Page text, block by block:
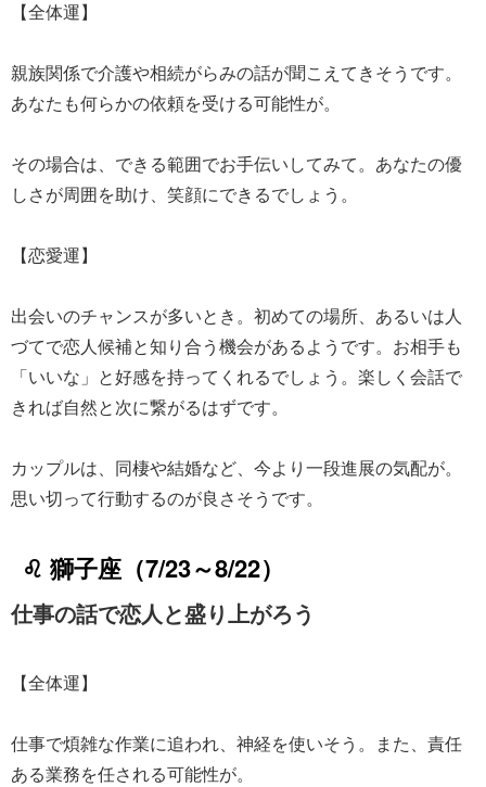
【全体運】
親族関係で介護や相続がらみの話が聞こえてきそうです。
あなたも何らかの依頼を受ける可能性が。
その場合は、できる範囲でお手伝いしてみて。あなたの優
しさが周囲を助け、笑顔にできるでしょう。
【恋愛運】
出会いのチャンスが多いとき。初めての場所、あるいは人
づてで恋人候補と知り合う機会があるようです。お相手も
「いいな」と好感を持ってくれるでしょう。楽しく会話で
きれば自然と次に繋がるはずです。
カップルは、同棲や結婚など、今より一段進展の気配が。
思い切って行動するのが良さそうです。
♌ 獅子座（7/23～8/22）
仕事の話で恋人と盛り上がろう
【全体運】
仕事で煩雑な作業に追われ、神経を使いそう。また、責任
ある業務を任される可能性が。